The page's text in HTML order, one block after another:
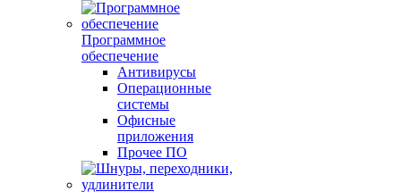
Программное
обеспечение
Антивирусы
Операционные
системы
Офисные
приложения
Прочее ПО